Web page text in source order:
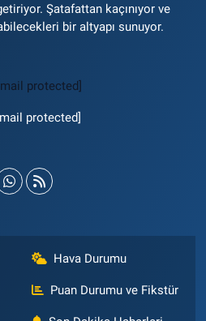
Şatafattan kaçınıyor ve
bir altyapı sunuyor.
protected]
protected]
Hava Durumu
Puan Durumu ve Fikstür